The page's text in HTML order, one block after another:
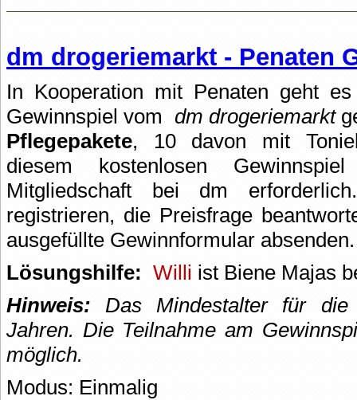
dm drogeriemarkt - Penaten
In Kooperation mit Penaten geht
Gewinnspiel vom dm drogeriemarkt
Pflegepakete, 10 davon mit
diesem kostenlosen
Mitgliedschaft bei dm
registrieren, die Preisfrage
ausgefüllte Gewinnformular absenden.
Lösungshilfe: Willi ist Biene Majas
Hinweis: Das Mindestalter für
Jahren. Die Teilnahme am
möglich.
Modus: Einmalig